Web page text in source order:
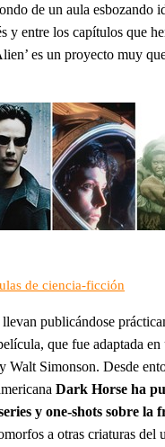
de un aula esbozando
y entre los capítulos que
es un proyecto muy
de ciencia-ficción
publicándose
que fue adaptada
Walt Simonson. Desde
Dark Horse ha
y one-shots sobre la
a otras criaturas del